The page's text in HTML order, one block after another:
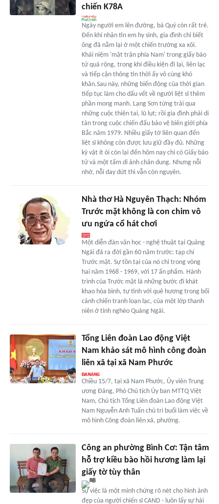
chiến K78A
Ngày người em lên đường, bà Quý còn rất trẻ.
Đến khi nhận tin em hy sinh, gia đình chỉ biết
ông đã nằm lại ở một chiến trường xa xôi.
Khái niệm 'mặt trận phía Nam' trong giấy báo
tử quá rộng, trong khi điều kiện đi lại, liên lạc
và tiếp cận thông tin thời ấy vô cùng khó
khăn.Sau này, những biến động của thời gian
tiếp tục làm cho dấu vết về người liệt sĩ thêm
phần mong manh. Lạng Sơn từng trải qua
những cuộc thiên tai, lũ lụt; rồi gia đình phải di
tản trong cuộc chiến đấu bảo vệ biên giới phía
Bắc năm 1979. Nhiều giấy tờ liên quan đến
liệt sĩ không còn được lưu giữ đầy đủ. Những
kỷ vật ít ỏi còn lại đến hôm nay chỉ có Giấy báo
tử và một tấm di ảnh chân dung. Nhưng nỗi
nhớ, nỗi day dứt thì vẫn còn nguyên.
Nhà thơ Hà Nguyên Thạch: Nhóm
Trước mặt không là con chim vô
ưu ngứa cổ hát chơi
Một diễn đàn văn học - nghệ thuật tại Quảng
Ngãi đã ra đời gần 60 năm trước: tạp chí
Trước mặt. Sự tồn tại của nó chỉ trong vòng
hai năm 1968 - 1969, với 17 ấn phẩm. Hành
trình của Trước mặt là những bước đi khát
khao hòa bình, tự tình với quê hương trong bối
cảnh chiến tranh loạn lạc, của một lớp thanh
niên ở tỉnh nghèo Quảng Ngãi.
Tổng Liên đoàn Lao động Việt
Nam khảo sát mô hình công đoàn
liên xã tại xã Nam Phước
Chiều 15/7, tại xã Nam Phước, Ủy viên Trung
ương Đảng, Phó Chủ tịch Ủy ban MTTQ Việt
Nam, Chủ tịch Tổng Liên đoàn Lao động Việt
Nam Nguyễn Anh Tuấn chủ trì buổi làm việc về
mô hình Công đoàn liên xã, phường.
Công an phường Bình Cơ: Tận tâm
hỗ trợ kiều bào hồi hương làm lại
giấy tờ tùy thân
Sự việc là một minh chứng rõ nét cho hình ảnh
đẹp của người chiến sĩ CAND - luôn lấy sự hài